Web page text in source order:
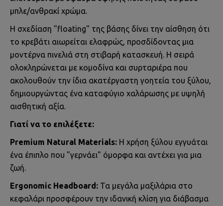
μπλε/ανθρακί χρώμα.
Η σχεδίαση "floating" της βάσης δίνει την αίσθηση ότι
το κρεβάτι αιωρείται ελαφρώς, προσδίδοντας μια
μοντέρνα πινελιά στη στιβαρή κατασκευή. Η σειρά
ολοκληρώνεται με κομοδίνα και συρταριέρα που
ακολουθούν την ίδια ακατέργαστη γοητεία του ξύλου,
δημιουργώντας ένα καταφύγιο χαλάρωσης με υψηλή
αισθητική αξία.
Γιατί να το επιλέξετε:
Premium Natural Materials: Η χρήση ξύλου εγγυάται
ένα έπιπλο που "γερνάει" όμορφα και αντέχει για μια
ζωή.
Ergonomic Headboard: Τα μεγάλα μαξιλάρια στο
κεφαλάρι προσφέρουν την ιδανική κλίση για διάβασμα